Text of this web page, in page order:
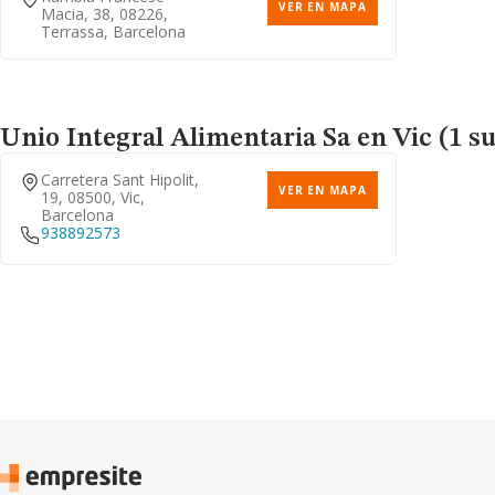
Macia, 38, 08226,
Terrassa, Barcelona
VER EN MAPA
Unio Integral Alimentaria Saen Vic (1
Carretera Sant Hipolit,
19, 08500, Vic,
Barcelona
VER EN MAPA
938892573